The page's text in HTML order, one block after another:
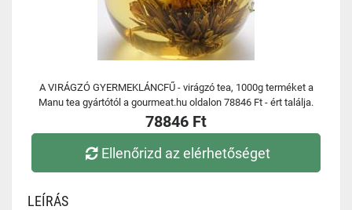
A VIRÁGZÓ GYERMEKLÁNCFŰ - virágzó tea, 1000g terméket a
Manu tea gyártótól a gourmeat.hu oldalon 78846 Ft - ért találja.
78846 Ft
Ellenőrizd az elérhetőséget
LEÍRÁS